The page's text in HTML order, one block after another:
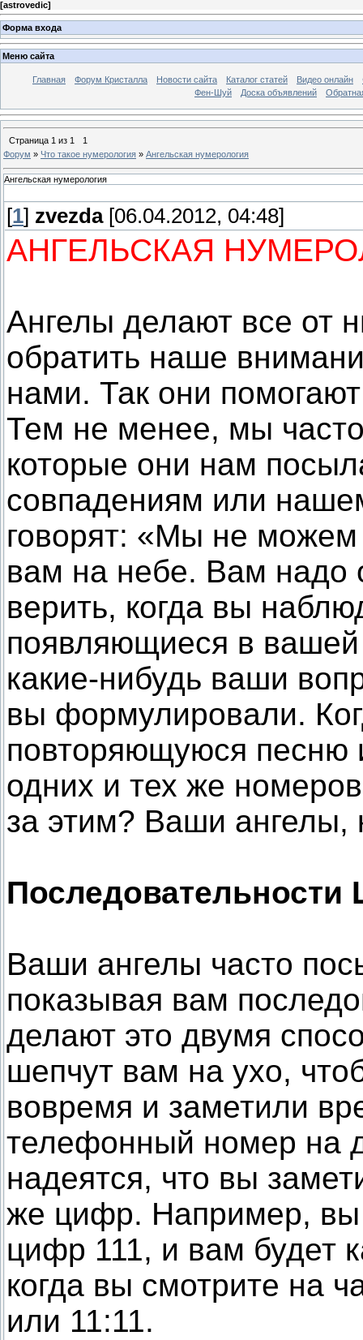
[astrovedic]
Форма входа
Меню сайта
Главная Форум Кристалла Новости сайта Каталог статей Видео онлайн
Фен-Шуй
Доска объявлений
Страница 1 из 1
1
Форум » Что такое нумерология » Ангельская нумерология
Ангельская нумерология
[1] zvezda[06.04.2012, 04:48]
АНГЕЛЬСКАЯ
Ангелы делают все от
обратить наше
нами. Так они
Тем не менее, мы
которые они нам
совпадениям или
говорят: «Мы не можем
вам на небе. Вам надо
верить, когда вы
появляющиеся в вашей
какие-нибудь ваши
вы формулировали.
повторяющуюся песню
одних и тех же
за этим? Ваши ангелы,
Последовательности
Ваши ангелы часто
показывая вам
делают это двумя
шепчут вам на ухо,
вовремя и заметили
телефонный номер на
надеятся, что вы
же цифр. Например, вы
цифр 111, и вам будет
когда вы смотрите на
или 11:11.